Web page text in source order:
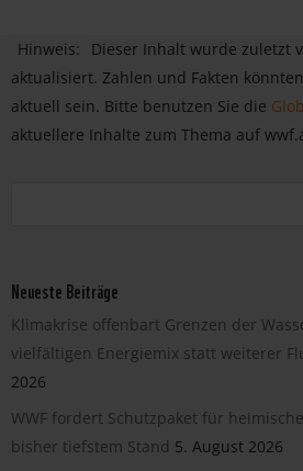
Hinweis:
Dieser Inhalt wurde zuletzt
aktualisiert. Zahlen und Fakten
aktuell sein. Bitte benutzen Sie die
aktuellere Inhalte zum Thema auf
Neueste Beiträge
Klimakrise offenbart Grenzen der
vielfältigen Energiemix statt weiterer
2026
WWF fordert Schutzpaket für
bisher tiefstem Stand 5. August 2026